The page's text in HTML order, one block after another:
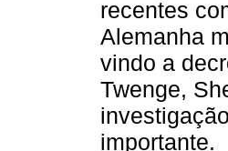
recentes
Alemanha
vindo a
Twenge,
importante.